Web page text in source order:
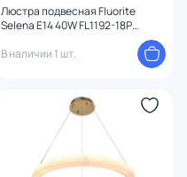
Люстра подвесная Fluorite
Selena E14 40W FL1192-18P
В наличии 1 шт.